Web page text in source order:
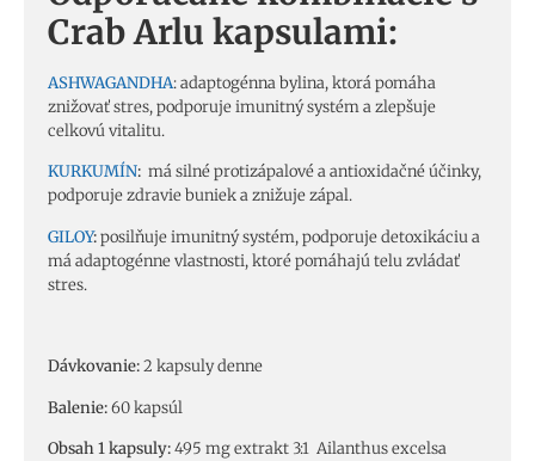
Crab Arlu kapsulami:
ASHWAGANDHA:adaptogénna bylina, ktorá pomáha
znižovať stres, podporuje imunitný systém a zlepšuje
celkovú vitalitu.
KURKUMÍN: má silné protizápalové a antioxidačné účinky,
podporuje zdravie buniek a znižuje zápal.
GILOY:posilňuje imunitný systém, podporuje detoxikáciu a
má adaptogénne vlastnosti, ktoré pomáhajú telu zvládať
stres.
Dávkovanie:2 kapsuly denne
Balenie:60 kapsúl
Obsah 1 kapsuly:495 mg extrakt3:1 Ailanthus excelsa